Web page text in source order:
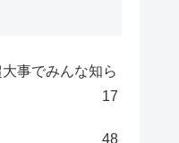
事でみんな知ら
17
48